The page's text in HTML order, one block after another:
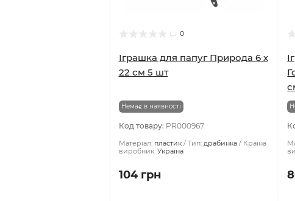
0
Іграшка для папуг Природа 6 х
22 см 5 шт
Немає в наявності
Код товару: PR000967
Матеріал: пластик Тип: драбинка
Країна
виробник: Україна
104 грн